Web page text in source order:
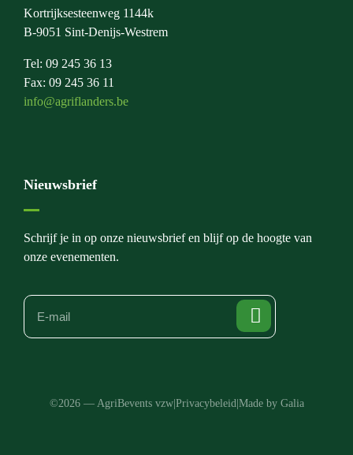
Kortrijksesteenweg 1144k
B-9051 Sint-Denijs-Westrem
Tel: 09 245 36 13
Fax: 09 245 36 11
info@agriflanders.be
Nieuwsbrief
Schrijf je in op onze nieuwsbrief en blijf op de hoogte van
onze evenementen.
©2026 — AgriBevents vzw| Privacybeleid Made by Galia